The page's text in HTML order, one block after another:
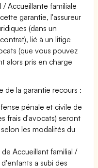
/ Accueillante familiale
garantie, l'assureur
(dans un
lié à un litige
(que vous pouvez
alors pris en charge
de la garantie recours :
pénale et civile de
frais d'avocats) seront
les modalités du
Accueillant familial /
a subi des